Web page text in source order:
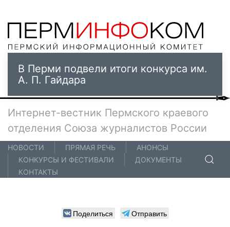
В Перми подвели итоги конкурса им.
А. П. Гайдара
Интернет-вестник Пермского краевого
отделения Союза журналистов России
НОВОСТИ ПРЯМАЯ РЕЧЬ
АНОНСЫ
КОНКУРСЫ И ФЕСТИВАЛИ
ДОКУМЕНТЫ
КОНТАКТЫ
Поделиться Отправить